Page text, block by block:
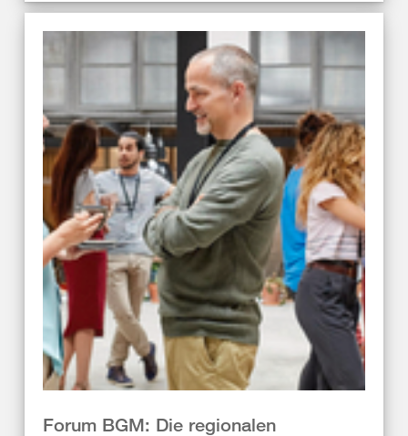
Forum BGM: Die regionalen